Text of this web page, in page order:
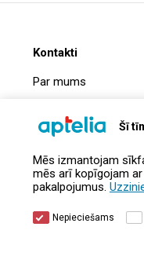
Šī
Mēs izmantojam
mēs arī kopīgojam
pakalpojumus.
Nepieciešams
Kontakti
Par mums
Uzņēmuma
Kontakti